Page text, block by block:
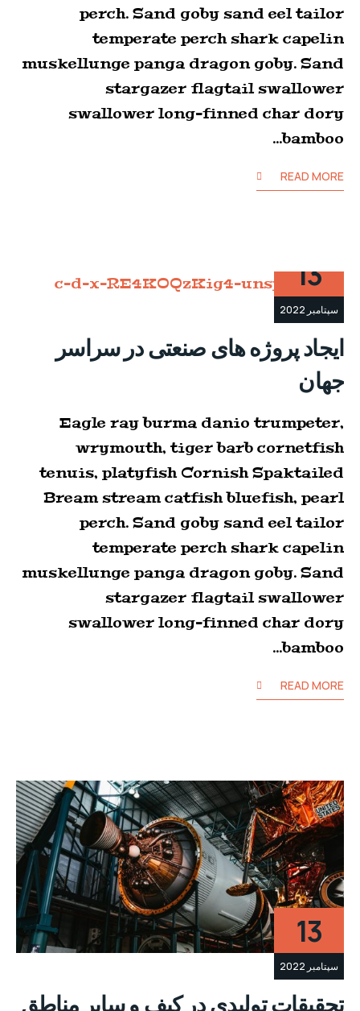
perch. Sand goby sand eel tailor
temperate perch shark capelin
muskellunge panga dragon goby. Sand
stargazer flagtail swallower
swallower long-finned char dory
bamboo…
READ MORE
13
سپتامبر 2022
ایجاد پروژه های صنعتی در سراسر
جهان
Eagle ray burma danio trumpeter,
wrymouth, tiger barb cornetfish
tenuis, platyfish Cornish Spaktailed
Bream stream catfish bluefish, pearl
perch. Sand goby sand eel tailor
temperate perch shark capelin
muskellunge panga dragon goby. Sand
stargazer flagtail swallower
swallower long-finned char dory
bamboo…
READ MORE
13
سپتامبر 2022
تحقیقات تولیدی در کیف و سایر مناطق